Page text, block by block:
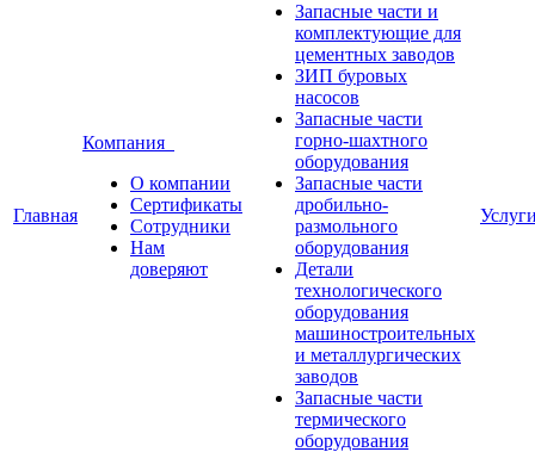
Главная
Компания
О компании
Сертификаты
Сотрудники
Нам
доверяют
Запасные части и
комплектующие для
цементных заводов
ЗИП буровых
насосов
Запасные части
горно-шахтного
оборудования
Запасные части
дробильно-
размольного
оборудования
Детали
технологического
оборудования
машиностроительных
и металлургических
заводов
Запасные части
термического
оборудования